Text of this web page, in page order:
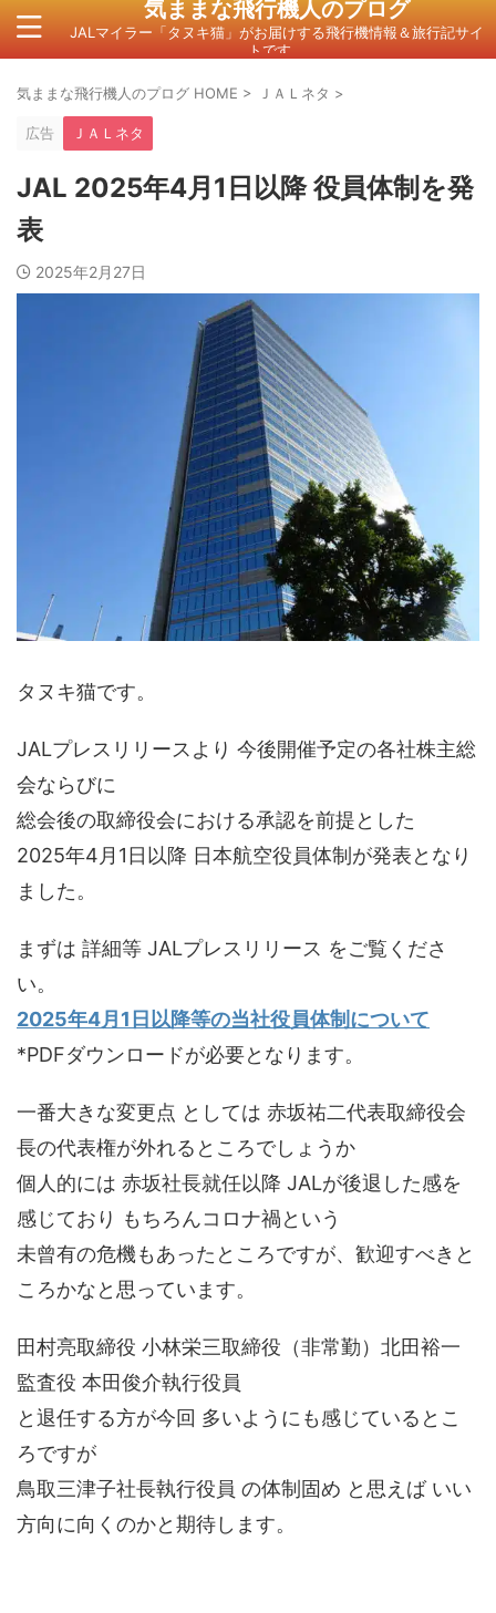
気ままな飛行機人のプログ
JALマイラー「タヌキ猫」がお届けする飛行機情報＆旅行記サイ
トです。
気ままな飛行機人のプログ HOME > ＪＡＬネタ >
広告 ＪＡＬネタ
JAL 2025年4月1日以降 役員体制を発
表
2025年2月27日
タヌキ猫です。
JALプレスリリースより 今後開催予定の各社株主総
会ならびに
総会後の取締役会における承認を前提とした
2025年4月1日以降 日本航空役員体制が発表となり
ました。
まずは 詳細等 JALプレスリリース をご覧くださ
い。
2025年4月1日以降等の当社役員体制について
*PDFダウンロードが必要となります。
一番大きな変更点 としては 赤坂祐二代表取締役会
長の代表権が外れるところでしょうか
個人的には 赤坂社長就任以降 JALが後退した感を
感じており もちろんコロナ禍という
未曾有の危機もあったところですが、歓迎すべきと
ころかなと思っています。
田村亮取締役 小林栄三取締役（非常勤）北田裕一
監査役 本田俊介執行役員
と退任する方が今回 多いようにも感じているとこ
ろですが
鳥取三津子社長執行役員 の体制固め と思えば いい
方向に向くのかと期待します。